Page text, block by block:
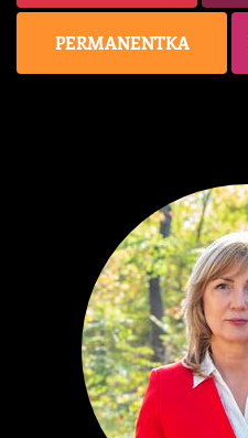
PERMANENTKA